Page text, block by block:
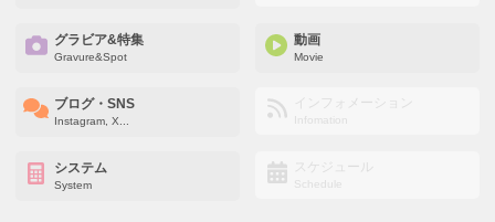
グラビア&特集
Gravure&Spot
動画
Movie
ブログ・SNS
Instagram, X...
インフォメーション
Infomation
システム
System
スケジュール
Schedule